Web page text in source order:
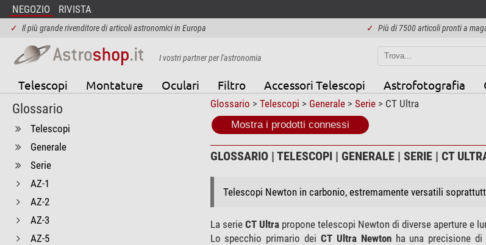
NEGOZIO RIVISTA
✓ Il più grande rivenditore di articoli astronomici in Europa ✓ Più di 7500 articoli pronti a
I vostri partner per l'astronomia
Telescopi Montature Oculari Filtro Accessori Telescopi Astrofotografia
Glossario
Telescopi
Generale
Serie
AZ-1
AZ-2
AZ-3
AZ-5
Glossario > Telescopi > Generale> Serie> CT Ultra
Mostra i prodotti connessi
GLOSSARIO | TELESCOPI | GENERALE | SERIE | CT
Telescopi Newton in carbonio, estremamente versatili
La serie CT Ultrapropone telescopi Newton di diverse aperture e
Lo specchio primario dei CT Ultra Newtonha una precisione di